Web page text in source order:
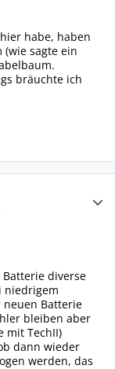
habe, haben
sagte ein
bräuchte ich
Batterie diverse
niedrigem
Batterie
bleiben aber
mit TechII)
dann wieder
werden, das